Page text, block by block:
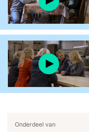
Onderdeel van